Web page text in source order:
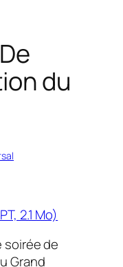
du
2.1 Mo)
soirée de
Grand